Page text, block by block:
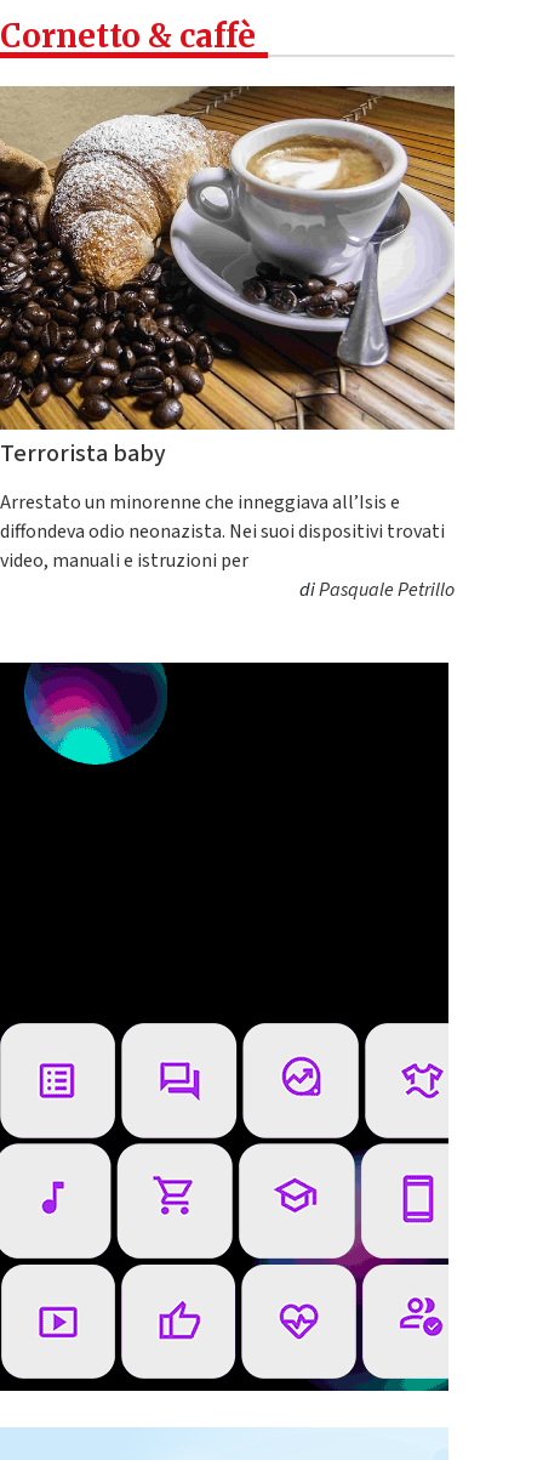
Cornetto & caffè
Terrorista baby
Arrestato un minorenne che inneggiava all’Isis e
diffondeva odio neonazista. Nei suoi dispositivi trovati
video, manuali e istruzioni per
diPasquale Petrillo